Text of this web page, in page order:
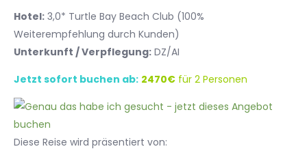
Hotel: 3,0* Turtle Bay Beach Club (100%
Weiterempfehlung durch Kunden)
Unterkunft / Verpflegung: DZ/AI
Jetzt sofort buchen ab: 2470€ für 2 Personen
Diese Reise wird präsentiert von: